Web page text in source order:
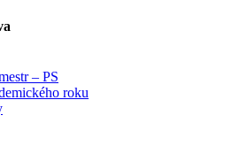
– PS
roku